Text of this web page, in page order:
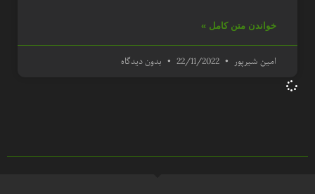
خواندن متن کامل »
امین شیرپور 22/11/2022 بدون دیدگاه